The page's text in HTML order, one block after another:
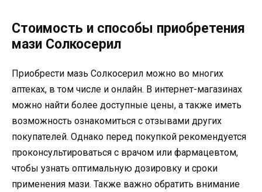
Стоимость и способы приобретения
мази Солкосерил
Приобрести мазь Солкосерил можно во многих
аптеках, в том числе и онлайн. В интернет-магазинах
можно найти более доступные цены, а также иметь
возможность ознакомиться с отзывами других
покупателей. Однако перед покупкой рекомендуется
проконсультироваться с врачом или фармацевтом,
чтобы узнать оптимальную дозировку и сроки
применения мази. Также важно обратить внимание